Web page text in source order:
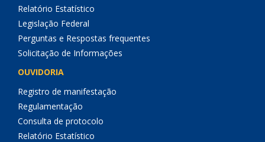
Relatório Estatístico
Legislação Federal
Perguntas e Respostas frequentes
Solicitação de Informações
OUVIDORIA
Registro de manifestação
Regulamentação
Consulta de protocolo
Relatório Estatístico